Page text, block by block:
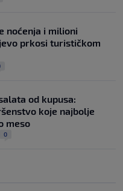
noćenja i milioni
prkosi turističkom
od kupusa:
koje najbolje
meso
0